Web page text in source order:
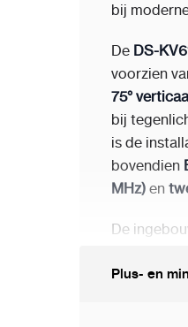
bij
De DS-
voorzien
75°
bij
is de
bovendien
MHz) en
De
meter
Plus- en